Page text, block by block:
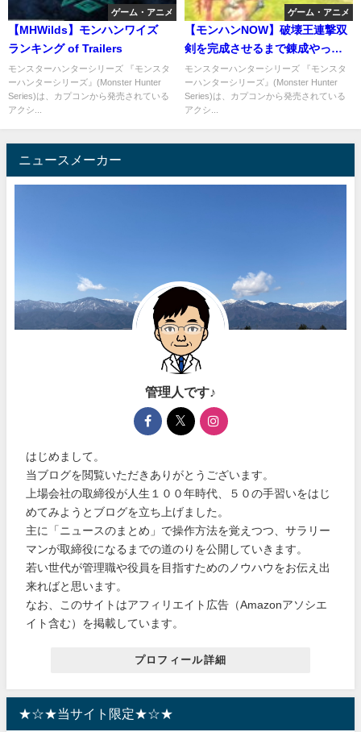
ゲーム・アニメ
【MHWilds】モンハンワイズ
ランキング of Trailers
モンスターハンターシリーズ 『モンスタ
ーハンターシリーズ』(Monster Hunter
Series)は、カプコンから発売されている
アクシ...
ゲーム・アニメ
【モンハンNOW】破壊王連撃双
剣を完成させるまで錬成やって
みました...
モンスターハンターシリーズ 『モンスタ
ーハンターシリーズ』(Monster Hunter
Series)は、カプコンから発売されている
アクシ...
ニュースメーカー
管理人です♪
はじめまして。
当ブログを閲覧いただきありがとうございます。
上場会社の取締役が人生１００年時代、５０の手習いをはじ
めてみようとブログを立ち上げました。
主に「ニュースのまとめ」で操作方法を覚えつつ、サラリー
マンが取締役になるまでの道のりを公開していきます。
若い世代が管理職や役員を目指すためのノウハウをお伝え出
来ればと思います。
なお、このサイトはアフィリエイト広告（Amazonアソシエ
イト含む）を掲載しています。
プロフィール詳細
★☆★当サイト限定★☆★